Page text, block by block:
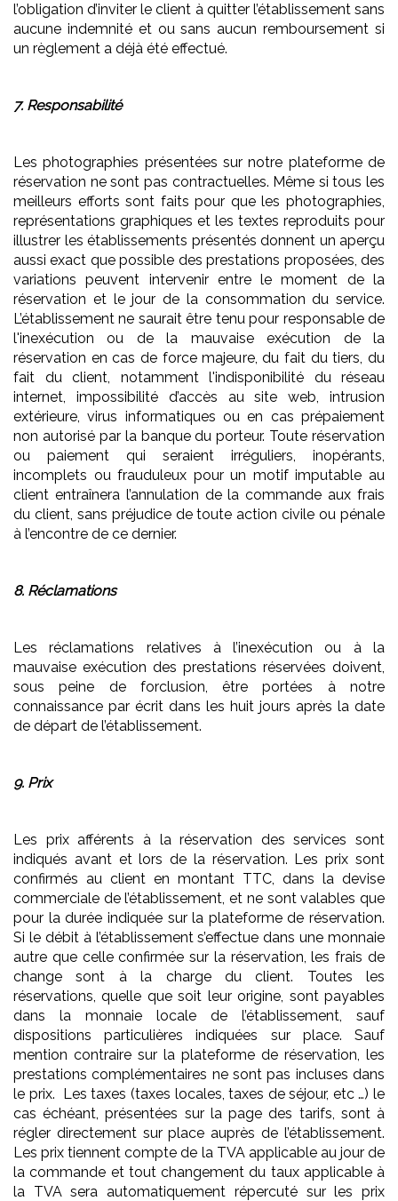
l’obligation d’inviter le client à quitter l’établissement sans
aucune indemnité et ou sans aucun remboursement si
un règlement a déjà été effectué.
7. Responsabilité
Les photographies présentées sur notre plateforme de
réservation ne sont pas contractuelles. Même si tous les
meilleurs efforts sont faits pour que les photographies,
représentations graphiques et les textes reproduits pour
illustrer les établissements présentés donnent un aperçu
aussi exact que possible des prestations proposées, des
variations peuvent intervenir entre le moment de la
réservation et le jour de la consommation du service.
L’établissement ne saurait être tenu pour responsable de
l'inexécution ou de la mauvaise exécution de la
réservation en cas de force majeure, du fait du tiers, du
fait du client, notamment l'indisponibilité du réseau
internet, impossibilité d’accès au site web, intrusion
extérieure, virus informatiques ou en cas prépaiement
non autorisé par la banque du porteur. Toute réservation
ou paiement qui seraient irréguliers, inopérants,
incomplets ou frauduleux pour un motif imputable au
client entraînera l’annulation de la commande aux frais
du client, sans préjudice de toute action civile ou pénale
à l’encontre de ce dernier.
8. Réclamations
Les réclamations relatives à l’inexécution ou à la
mauvaise exécution des prestations réservées doivent,
sous peine de forclusion, être portées à notre
connaissance par écrit dans les huit jours après la date
de départ de l’établissement.
9. Prix
Les prix afférents à la réservation des services sont
indiqués avant et lors de la réservation. Les prix sont
confirmés au client en montant TTC, dans la devise
commerciale de l’établissement, et ne sont valables que
pour la durée indiquée sur la plateforme de réservation.
Si le débit à l’établissement s’effectue dans une monnaie
autre que celle confirmée sur la réservation, les frais de
change sont à la charge du client. Toutes les
réservations, quelle que soit leur origine, sont payables
dans la monnaie locale de l’établissement, sauf
dispositions particulières indiquées sur place. Sauf
mention contraire sur la plateforme de réservation, les
prestations complémentaires ne sont pas incluses dans
le prix. Les taxes (taxes locales, taxes de séjour, etc …) le
cas échéant, présentées sur la page des tarifs, sont à
régler directement sur place auprès de l’établissement.
Les prix tiennent compte de la TVA applicable au jour de
la commande et tout changement du taux applicable à
la TVA sera automatiquement répercuté sur les prix